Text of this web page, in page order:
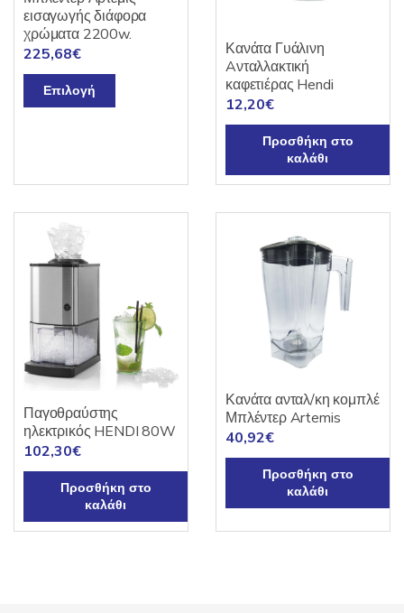
εισαγωγής διάφορα
χρώματα 2200w.
225,68€
Επιλογή
το
παραλλαγές.
Οι
επιλεγούν
στη
σελίδα
του
προϊόντος
Κανάτα Γυάλινη
Aνταλλακτική
καφετιέρας Hendi
12,20€
Προσθήκη στο
καλάθι
Παγοθραύστης
ηλεκτρικός HENDI 80W
102,30€
Προσθήκη στο
καλάθι
Κανάτα ανταλ/κη κομπλέ
Μπλέντερ Artemis
40,92€
Προσθήκη στο
καλάθι